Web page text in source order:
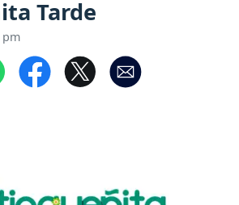
Tarde
pm